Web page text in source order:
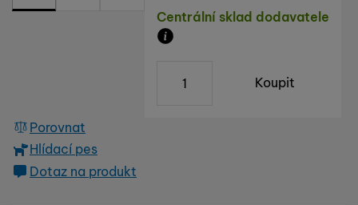
Dostupnost
Centrální sklad dodavatele
Koupit
Porovnat
Hlídací pes
Dotaz na produkt